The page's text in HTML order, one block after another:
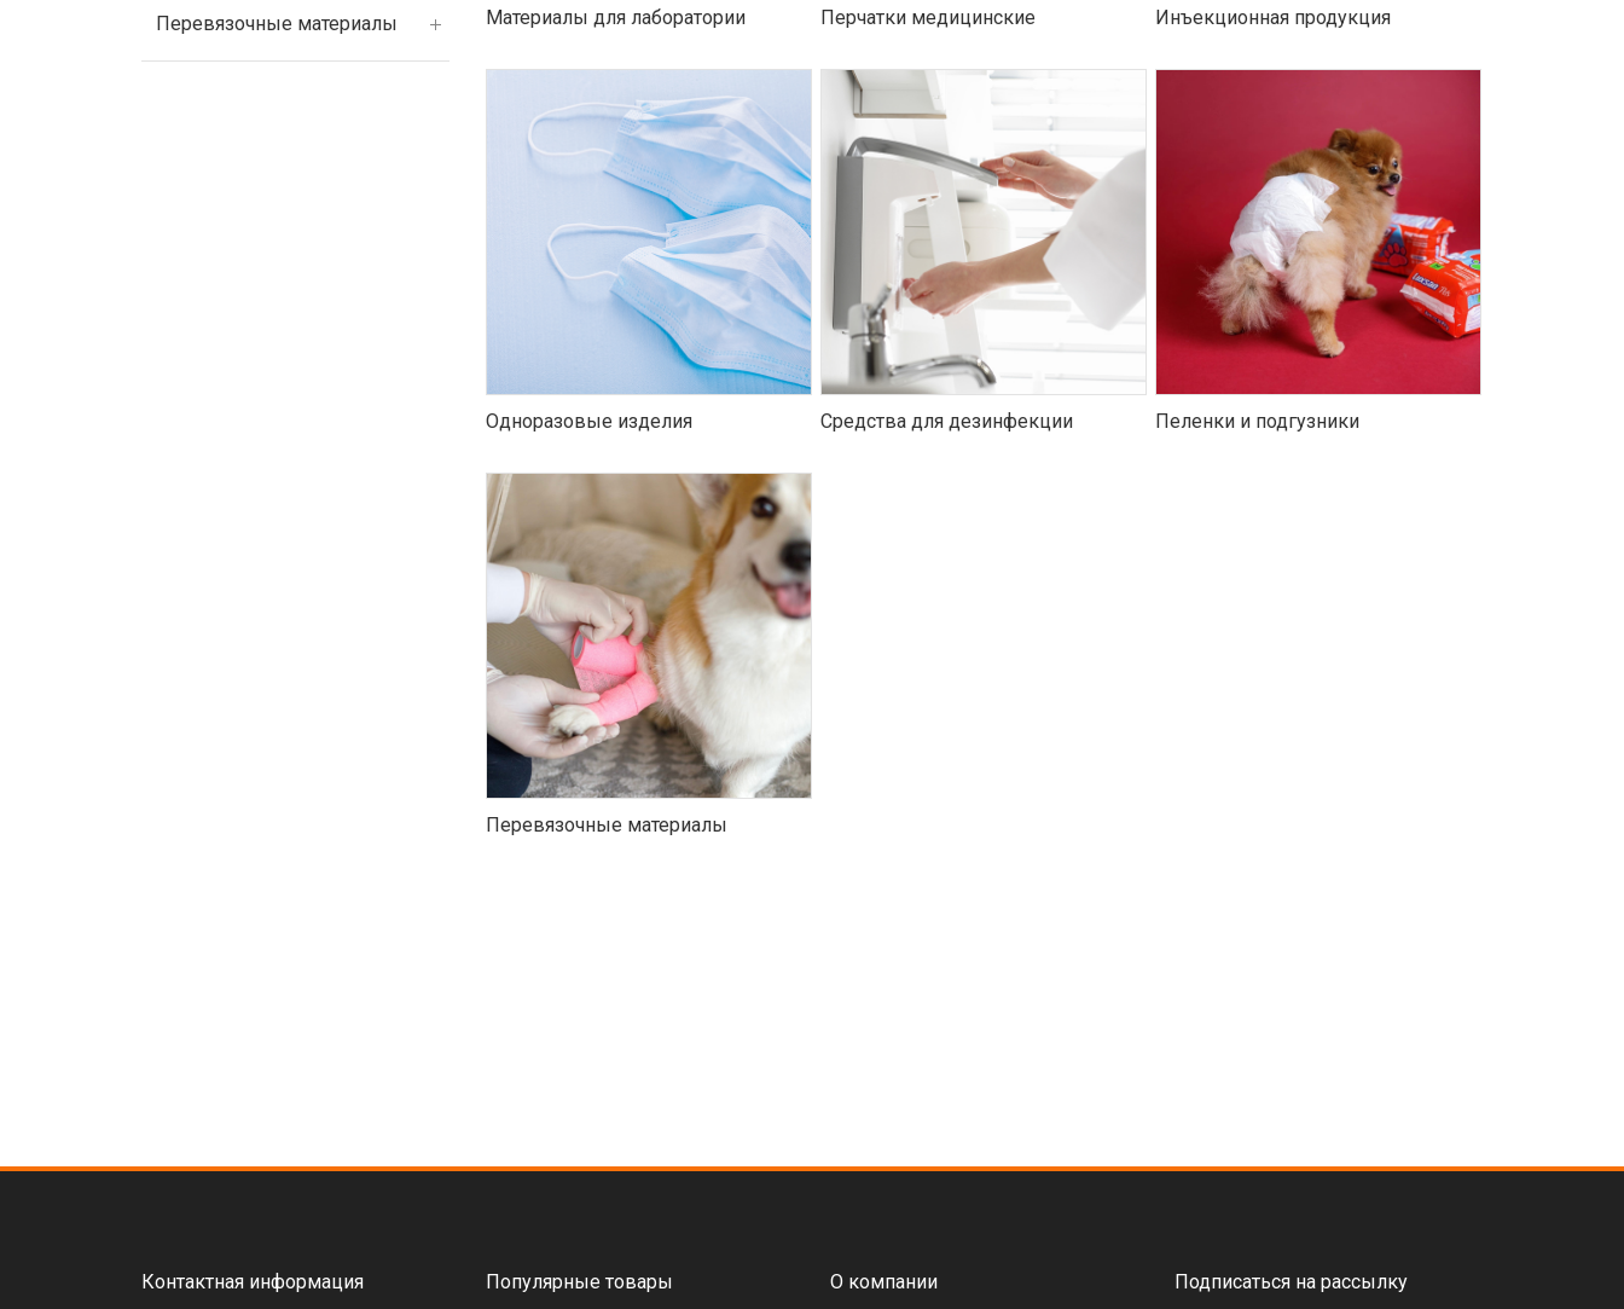
Перевязочные материалы Материалы для лаборатории Перчатки медицинские Инъекционная продукция
Одноразовые изделия Средства для дезинфекции Пеленки и подгузники
Перевязочные материалы
Контактная информация Популярные товары О компании Подписаться на рассылку